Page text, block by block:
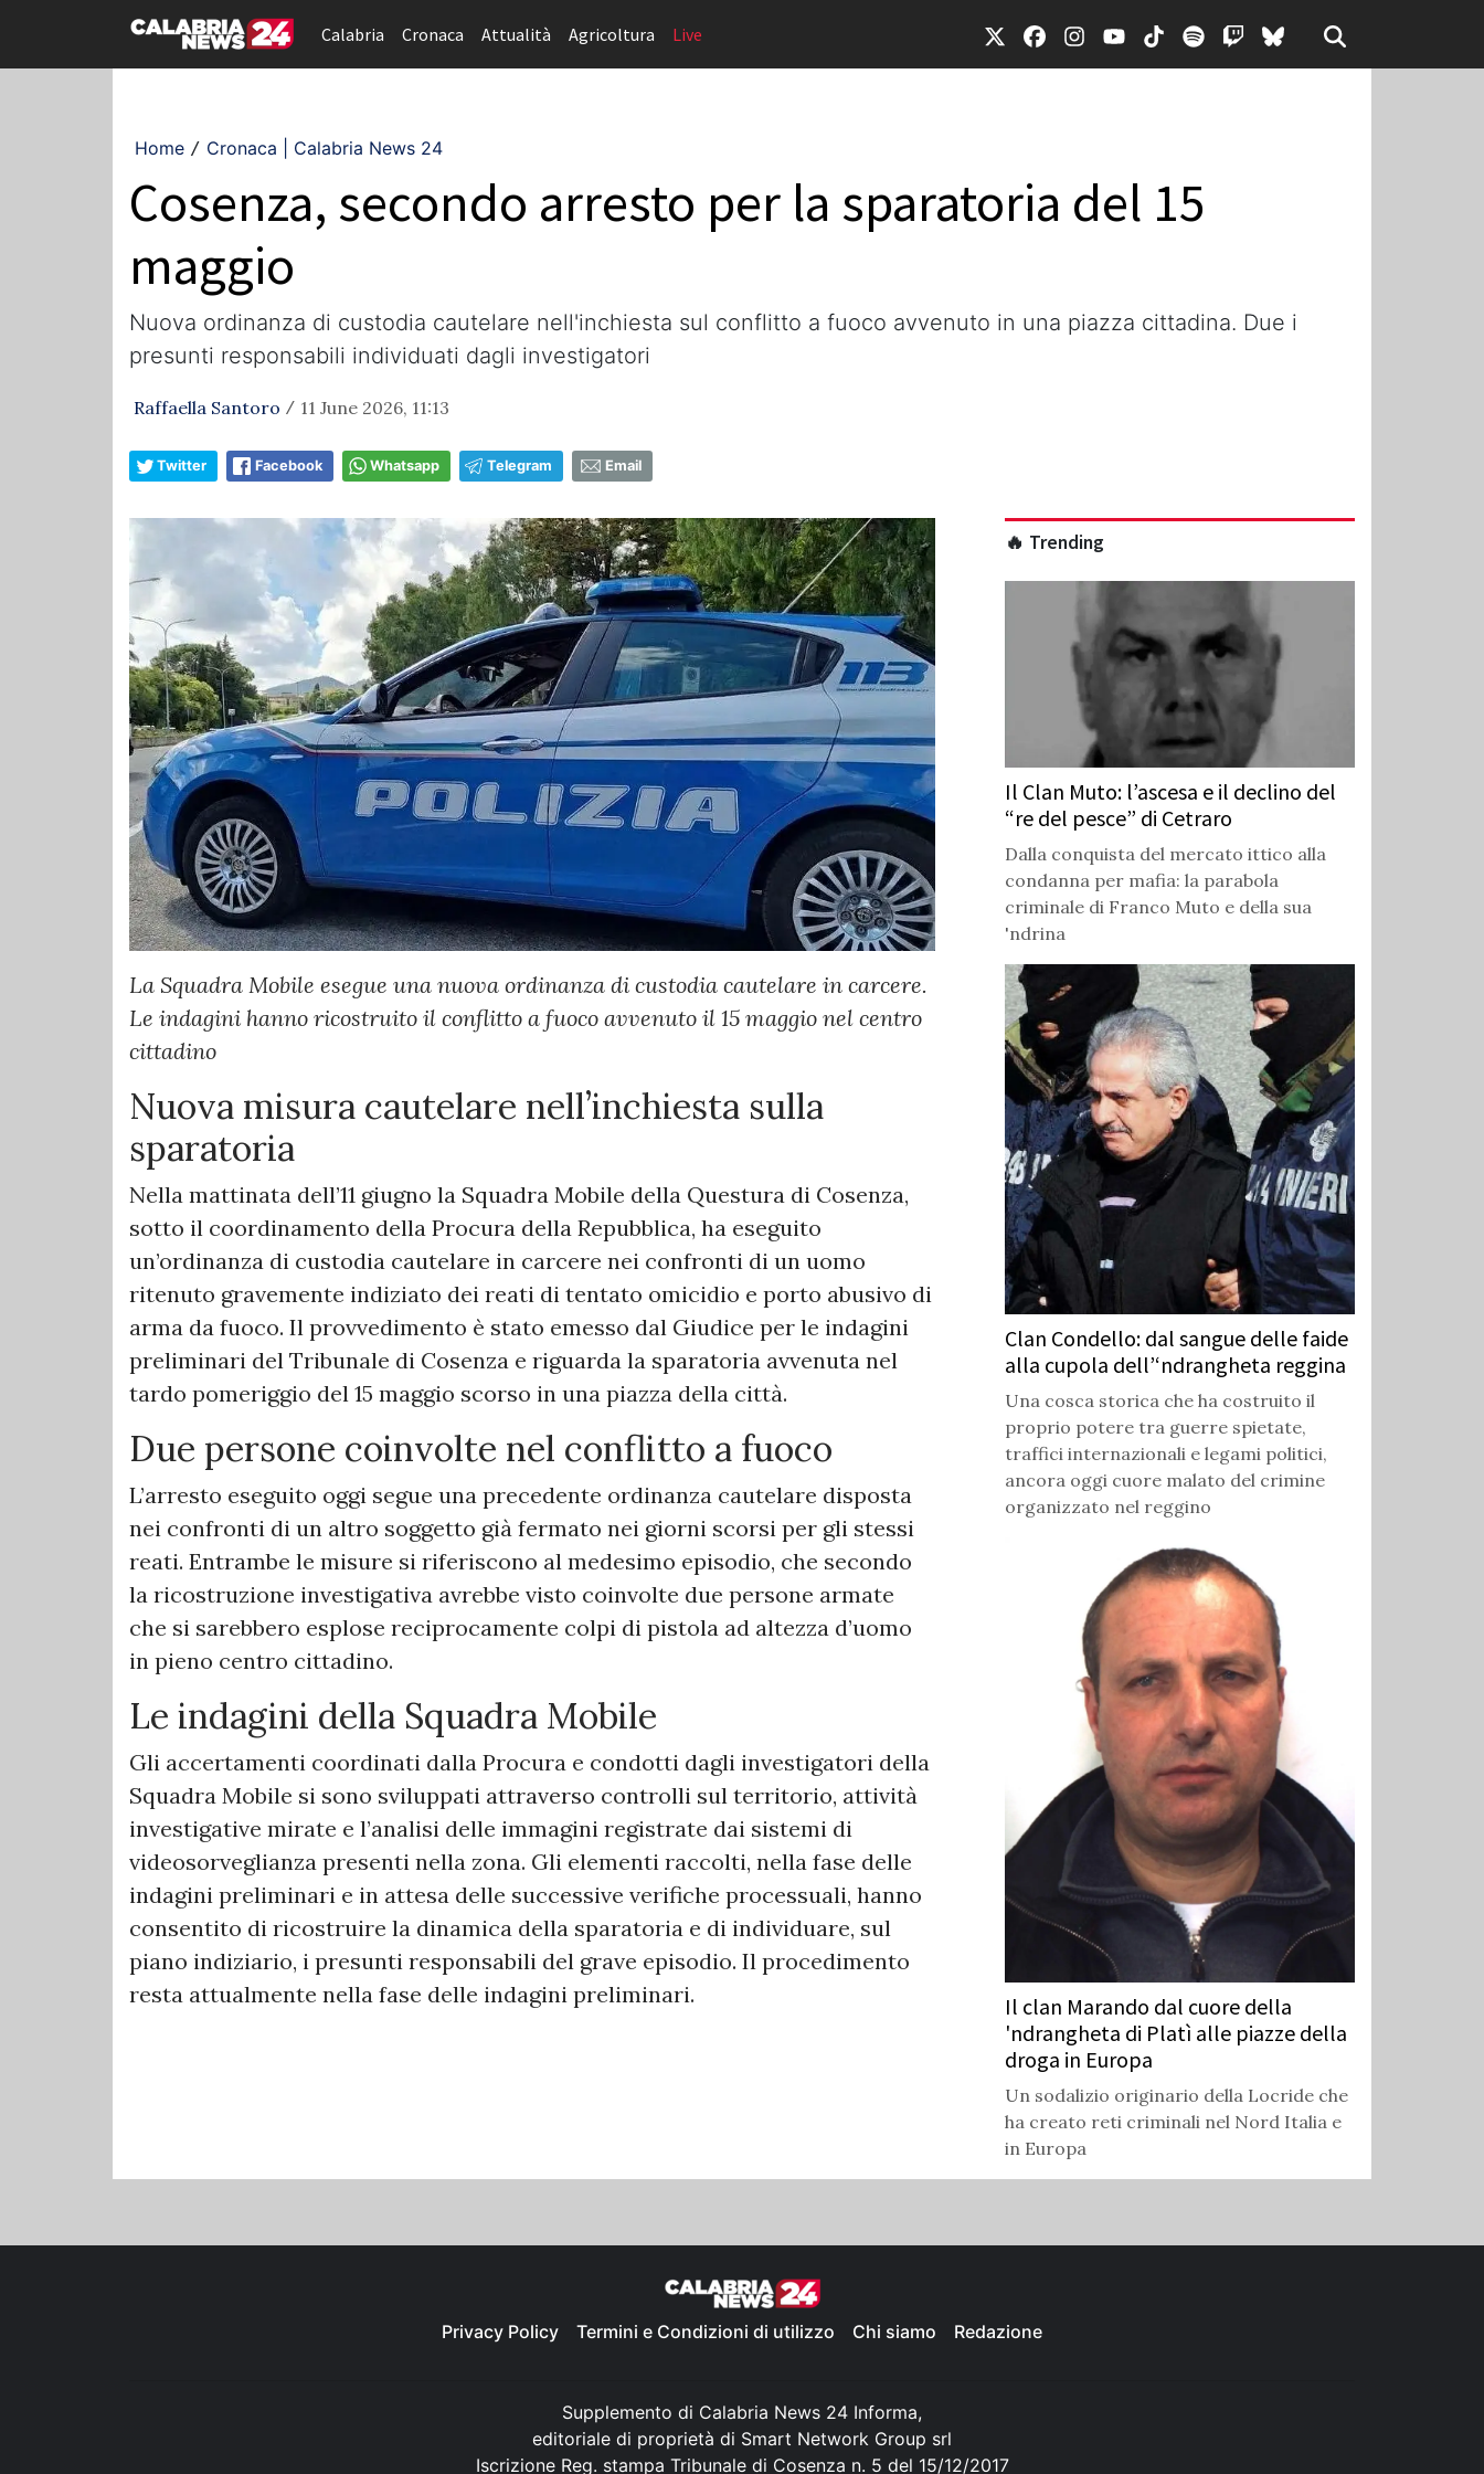
Calabria Cronaca Attualità Agricoltura Live
Home / Cronaca | Calabria News 24
Cosenza, secondo arresto per la sparatoria del 15
maggio
Nuova ordinanza di custodia cautelare nell'inchiesta sul conflitto a fuoco avvenuto in una piazza cittadina. Due i
presunti responsabili individuati dagli investigatori
Raffaella Santoro / 11 June 2026, 11:13
Twitter Facebook Whatsapp Telegram Email
La Squadra Mobile esegue una nuova ordinanza di custodia cautelare in carcere.
Le indagini hanno ricostruito il conflitto a fuoco avvenuto il 15 maggio nel centro
cittadino
Nuova misura cautelare nell’inchiesta sulla
sparatoria
Nella mattinata dell’11 giugno la Squadra Mobile della Questura di Cosenza,
sotto il coordinamento della Procura della Repubblica, ha eseguito
un’ordinanza di custodia cautelare in carcere nei confronti di un uomo
ritenuto gravemente indiziato dei reati di tentato omicidio e porto abusivo di
arma da fuoco. Il provvedimento è stato emesso dal Giudice per le indagini
preliminari del Tribunale di Cosenza e riguarda la sparatoria avvenuta nel
tardo pomeriggio del 15 maggio scorso in una piazza della città.
Due persone coinvolte nel conflitto a fuoco
L’arresto eseguito oggi segue una precedente ordinanza cautelare disposta
nei confronti di un altro soggetto già fermato nei giorni scorsi per gli stessi
reati. Entrambe le misure si riferiscono al medesimo episodio, che secondo
la ricostruzione investigativa avrebbe visto coinvolte due persone armate
che si sarebbero esplose reciprocamente colpi di pistola ad altezza d’uomo
in pieno centro cittadino.
Le indagini della Squadra Mobile
Gli accertamenti coordinati dalla Procura e condotti dagli investigatori della
Squadra Mobile si sono sviluppati attraverso controlli sul territorio, attività
investigative mirate e l’analisi delle immagini registrate dai sistemi di
videosorveglianza presenti nella zona. Gli elementi raccolti, nella fase delle
indagini preliminari e in attesa delle successive verifiche processuali, hanno
consentito di ricostruire la dinamica della sparatoria e di individuare, sul
piano indiziario, i presunti responsabili del grave episodio. Il procedimento
resta attualmente nella fase delle indagini preliminari.
🔥 Trending
Il Clan Muto: l’ascesa e il declino del
“re del pesce” di Cetraro
Dalla conquista del mercato ittico alla
condanna per mafia: la parabola
criminale di Franco Muto e della sua
'ndrina
Clan Condello: dal sangue delle faide
alla cupola dell’‘ndrangheta reggina
Una cosca storica che ha costruito il
proprio potere tra guerre spietate,
traffici internazionali e legami politici,
ancora oggi cuore malato del crimine
organizzato nel reggino
Il clan Marando dal cuore della
'ndrangheta di Platì alle piazze della
droga in Europa
Un sodalizio originario della Locride che
ha creato reti criminali nel Nord Italia e
in Europa
Privacy Policy Termini e Condizioni di utilizzo Chi siamo Redazione
Supplemento di Calabria News 24 Informa,
editoriale di proprietà di Smart Network Group srl
Iscrizione Reg. stampa Tribunale di Cosenza n. 5 del 15/12/2017